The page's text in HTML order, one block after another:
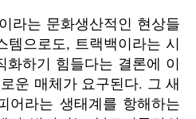
라는 문화생산적인 현상들
템으로도, 트랙백이라는 시
화하기 힘들다는 결론에 이
운 매체가 요구된다. 그 새
어라는 생태계를 항해하는